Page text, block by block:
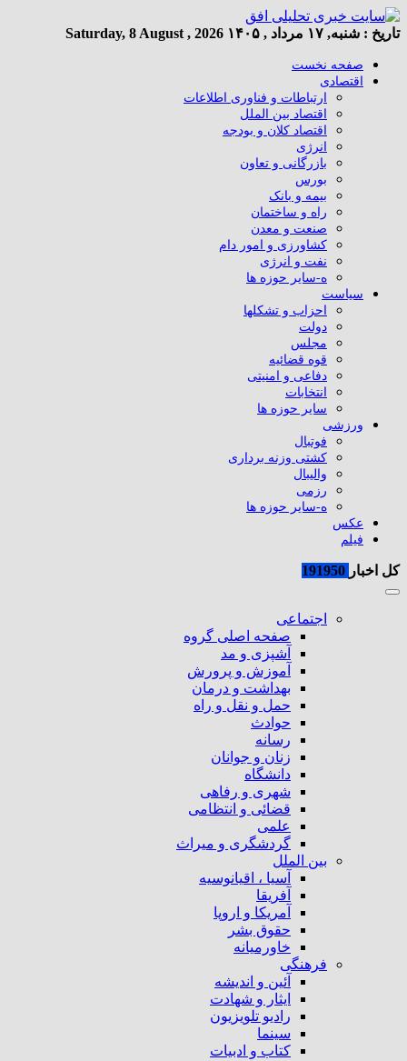
تاریخ : شنبه, ۱۷ مرداد , ۱۴۰۵ Saturday, 8 August , 2026
صفحه نخست
اقتصادی
ارتباطات و فناوری اطلاعات
اقتصاد بین الملل
اقتصاد کلان و بودجه
انرژی
بازرگانی و تعاون
بورس
بیمه و بانک
راه و ساختمان
صنعت و معدن
کشاورزی و امور دام
نفت و انرژی
ه-سایر حوزه ها
سیاست
احزاب و تشکلها
دولت
مجلس
قوه قضائیه
دفاعی و امنیتی
انتخابات
سایر حوزه ها
ورزشی
فوتبال
کشتی وزنه برداری
والیبال
رزمی
ه-سایر حوزه ها
عکس
فیلم
کل اخبار
اجتماعی
صفحه اصلی گروه
آشپزی و مد
آموزش و پرورش
بهداشت و درمان
حمل و نقل و راه
حوادث
رسانه
زنان و جوانان
دانشگاه
شهری و رفاهی
قضائی و انتظامی
علمی
گردشگری و میراث
بین الملل
آسیا ، اقیانوسیه
آفریقا
آمریکا و اروپا
حقوق بشر
خاورمیانه
فرهنگی
آئین و اندیشه
ایثار و شهادت
رادیو تلویزیون
سینما
کتاب و ادبیات